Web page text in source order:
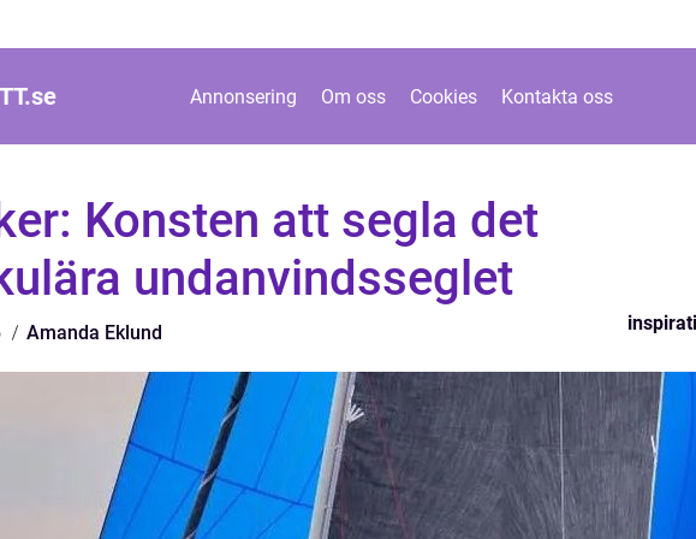
se Annonsering Om oss Cookies Kontakta oss
Konsten att segla det
undanvindsseglet
Amanda Eklund